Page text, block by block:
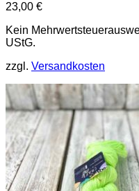
23,00 €
Kein
UStG.
zzgl. Versandkosten